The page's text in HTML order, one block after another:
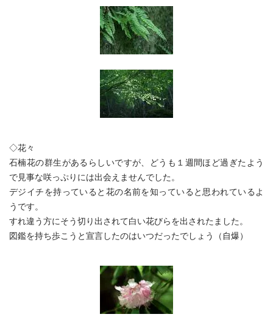
◇花々
石楠花の群生があるらしいですが、どうも１週間ほど過ぎたよう
で見事な咲っぷりには出会えませんでした。
デジイチを持っていると花の名前を知っていると思われているよ
うです。
すれ違う方にそう切り出されて白い花びらを出されたました。
図鑑を持ち歩こうと宣言したのはいつだったでしょう（自爆）